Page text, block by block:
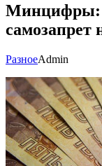
Минцифры:
самозапрет
РазноеAdmin